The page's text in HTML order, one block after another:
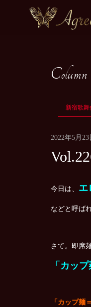
Column
新宿歌舞
2022年5月23
今日は、 エ
などと呼ば
さて。即席
「カッ
「カップ麺